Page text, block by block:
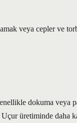
veya cepler ve
dokuma veya
üretiminde daha